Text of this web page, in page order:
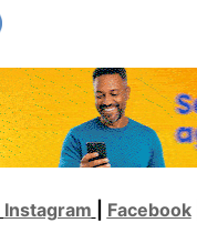
Instagram Facebook|